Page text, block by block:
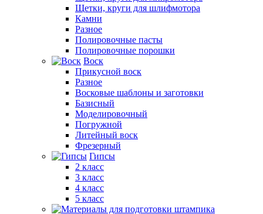
Щетки, круги для шлифмотора
Камни
Разное
Полировочные пасты
Полировочные порошки
Воск
Прикусной воск
Разное
Восковые шаблоны и заготовки
Базисный
Моделировочный
Погружной
Литейный воск
Фрезерный
Гипсы
2 класс
3 класс
4 класс
5 класс